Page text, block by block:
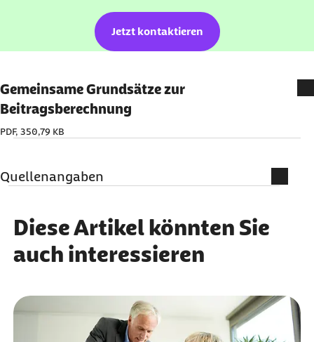
externer Link:
Jetzt kontaktieren
Gemeinsame Grundsätze zur
Beitragsberechnung
PDF, 350,79 KB
Quellenangaben
vom 20.05.2026):
Das Verfahren ELStAM
Minijobzentrale (Abruf vom 20.05.2026):
Häufige Fragen zum Thema Steuern und
Diese Artikel könnten Sie
auch interessieren